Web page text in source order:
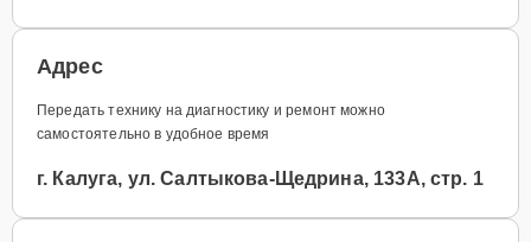
Адрес
Передать технику на диагностику и ремонт можно
самостоятельно в удобное время
г. Калуга, ул. Салтыкова-Щедрина, 133А, стр. 1